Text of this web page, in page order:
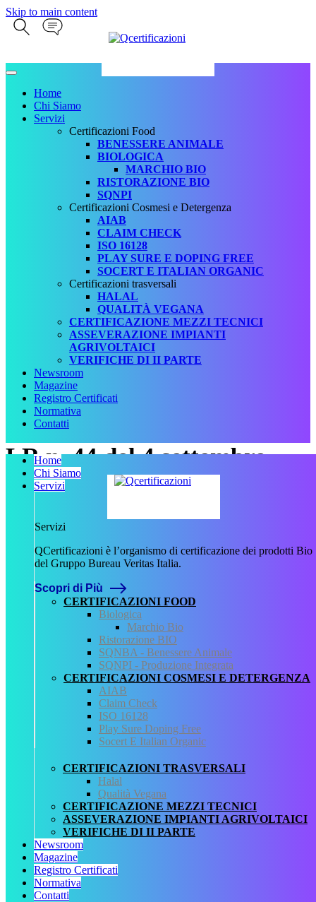
Skip to main content
Home
Chi Siamo
Servizi
Certificazioni Food
BENESSERE ANIMALE
BIOLOGICA
MARCHIO BIO
RISTORAZIONE BIO
SQNPI
Certificazioni Cosmesi e Detergenza
AIAB
CLAIM CHECK
ISO 16128
PLAY SURE E DOPING FREE
SOCERT E ITALIAN ORGANIC
Certificazioni trasversali
HALAL
QUALITÀ VEGANA
CERTIFICAZIONE MEZZI TECNICI
ASSEVERAZIONE IMPIANTI
AGRIVOLTAICI
VERIFICHE DI II PARTE
Newsroom
Magazine
Registro Certificati
Normativa
Contatti
Home
Chi Siamo
Servizi
Servizi
QCertificazioni è l’organismo di certificazione dei prodotti Bio
del Gruppo Bureau Veritas Italia.
Scopri di Più
CERTIFICAZIONI FOOD
Biologica
Marchio Bio
Ristorazione BIO
SQNBA - Benessere Animale
SQNPI - Produzione Integrata
CERTIFICAZIONI COSMESI E DETERGENZA
AIAB
Claim Check
ISO 16128
Play Sure Doping Free
Socert E Italian Organic
CERTIFICAZIONI TRASVERSALI
Halal
Qualità Vegana
CERTIFICAZIONE MEZZI TECNICI
ASSEVERAZIONE IMPIANTI AGRIVOLTAICI
VERIFICHE DI II PARTE
Newsroom
Magazine
Registro Certificati
Normativa
Contatti
LR n. 44 del 4 settembre
1992
4 Settembre 1992
44
Tipologia:
Legge
Tipo normativa:
Normativa Regionale
Fonte normativa
Legge regionale n. 44 del 4 settembre 1992: Nuove norme per
l’ agricoltura biologica. BOLLETTINO UFFICIALE
DELLA REGIONE MARCHE N. 78 del 16 settembre 1992.
LR n. 44 del 4 settembre 1992.txt
QCertificazioni
CHI SIAMO
REGISTRO CERTIFICATI
NORMATIVA
AREA DOWNLOAD
POLITICA QHSE
FAQ – DOMANDE FREQUENTI
CONTATTI
Servizi